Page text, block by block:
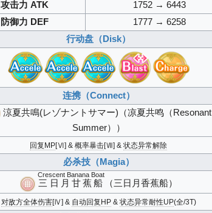
攻击力 ATK
1752 → 6443
防御力 DEF
1777 → 6258
行动盘（Disk）
连携（Connect）
涼夏共鳴(レゾナントサマー) （凉夏共鸣（Resonant
Summer））
回复MP[Ⅵ] &概率暴击[Ⅶ] &状态异常解除
必杀技（Magia）
三日月甘蕉船
Crescent Banana Boat
（三日月香蕉船）
对敌方全体伤害[Ⅳ] & 自动回复HP& 状态异常耐性UP(全/3T)